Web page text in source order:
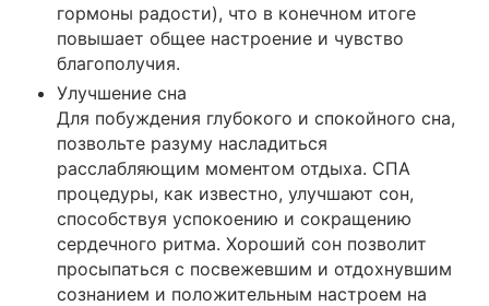
гормоны радости), что в конечном итоге
повышает общее настроение и чувство
благополучия.
Улучшение сна
Для побуждения глубокого и спокойного сна,
позвольте разуму насладиться
расслабляющим моментом отдыха. СПА
процедуры, как известно, улучшают сон,
способствуя успокоению и сокращению
сердечного ритма. Хороший сон позволит
просыпаться с посвежевшим и отдохнувшим
сознанием и положительным настроем на